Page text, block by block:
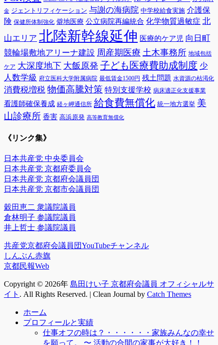
金 ジェントリフィケーション 与謝の海病院 中学校給食実施 介護保
険 保健所体制強化 僻地医療 公立病院再編統合 化学物質過敏症 北
山エリア 北陸新幹線延伸 医療的ケア児 向日町
競輪場敷地アリーナ建設 周産期医療 土木事務所 地域包括
ケア 大深度地下 大飯原発 子ども医療費助成制度 少
人数学級 府立医科大学附属病院 最低賃金1500円 残土問題 水資源の枯渇化
消費税増税 物価高騰対策 特別支援学校 病床適正化支援事業
看護師確保養成 経ヶ岬通信所 給食費無償化 統一地方選挙 美
山診療所 香害 高浜原発 高等教育無償化
《リンク集》
日本共産党 中央委員会
日本共産党 京都府委員会
日本共産党 京都府会議員団
日本共産党 京都市会議員団
穀田恵二 衆議院議員
倉林明子 参議院議員
井上哲士 参議院議員
共産党京都府会議員団YouTubeチャンネル
しんぶん赤旗
京都民報Web
Copyright © 2026年 島田けい子 京都府会議員 オフィシャルサ
イト . All Rights Reserved. | Clean Journal by Catch Themes
ホーム
プロフィールと実績
仕事オフの時は？・・・・・・家族みんなの幸せ
を願って。 〜 活動の合間の家事が大好き！！